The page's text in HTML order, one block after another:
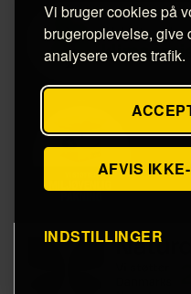
Vi bruger cookies på
brugeroplevelse, give
analysere vores trafik.
AFVIS
INDSTILLINGER